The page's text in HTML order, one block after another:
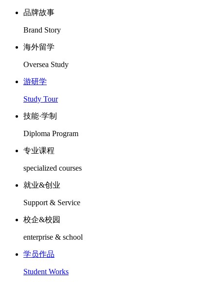
品牌故事
Brand Story
海外留学
Oversea Study
游研学
Study Tour
技能·学制
Diploma Program
专业课程
specialized courses
就业&创业
Support & Service
校企&校园
enterprise & school
学员作品
Student Works